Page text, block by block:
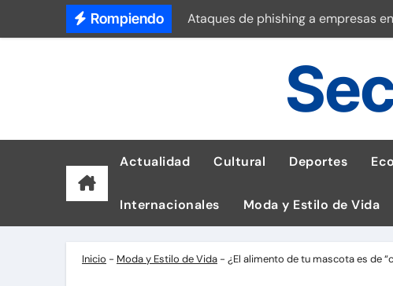
Rompiendo
Ataques de phishing a empresas
Prevención y riesgos del cáncer de
Tetra Pak reduce un 56% de
Recuperación de línea tras robo de
Universitario vs Sporting Cristal:
Tiempos de exportación en el Perú
Actualidad Cultural Deportes
Internacionales Moda y Estilo de Vida
Inicio - Moda y Estilo de Vida - ¿El alimento de tu mascota es de